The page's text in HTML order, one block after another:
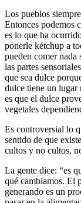
Los pueblos
Entonces podemos
es lo que ha
ponerle kétchup a
pueden comer
las partes
que sea dulce
dulce tiene un lugar
es que el dulce
vegetales
Es controversial lo
sentido de que
cultos y no cultos,
La gente dice: “es
qué cambiamos. El
generando es un